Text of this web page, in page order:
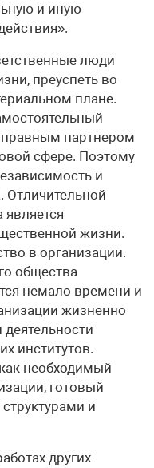
и иную
люди
преуспеть во
плане.
партнером
сфере. Поэтому
и
Отличительной
является
жизни.
в организации.
общества
немало времени и
жизненно
институтов.
необходимый
готовый
и
других